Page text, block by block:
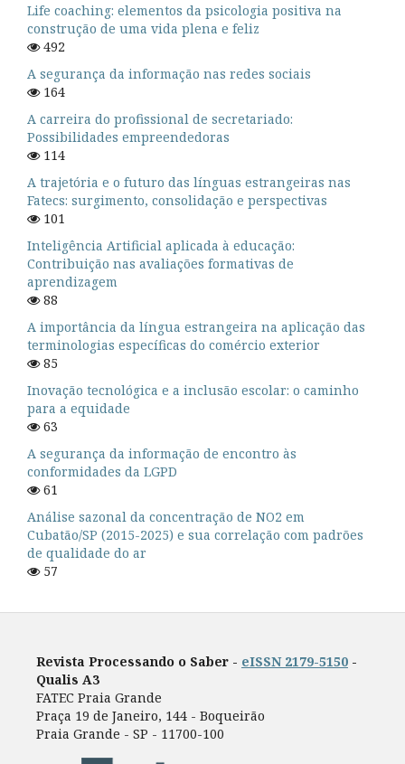
Life coaching: elementos da psicologia positiva na
construção de uma vida plena e feliz
492
A segurança da informação nas redes sociais
164
A carreira do profissional de secretariado:
Possibilidades empreendedoras
114
A trajetória e o futuro das línguas estrangeiras nas
Fatecs: surgimento, consolidação e perspectivas
101
Inteligência Artificial aplicada à educação:
Contribuição nas avaliações formativas de
aprendizagem
88
A importância da língua estrangeira na aplicação das
terminologias específicas do comércio exterior
85
Inovação tecnológica e a inclusão escolar: o caminho
para a equidade
63
A segurança da informação de encontro às
conformidades da LGPD
61
Análise sazonal da concentração de NO2 em
Cubatão/SP (2015-2025) e sua correlação com padrões
de qualidade do ar
57
Revista Processando o Saber - eISSN 2179-5150 -
Qualis A3
FATEC Praia Grande
Praça 19 de Janeiro, 144 - Boqueirão
Praia Grande - SP - 11700-100